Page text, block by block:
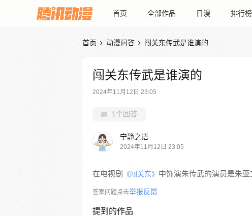
首页 全部作品 日漫 排行榜
首页  动漫问答  闯关东传武是谁演的
闯关东传武是谁演的
2024年11月12日 23:05
1个回答
宁静之语
2024年11月12日 23:05
在电视剧 《闯关东》 中饰演朱传武的演员是朱亚
答案问题点击举报反馈
提到的作品